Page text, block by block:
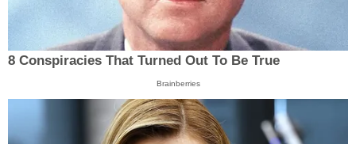
8 Conspiracies That Turned Out To Be True
Brainberries